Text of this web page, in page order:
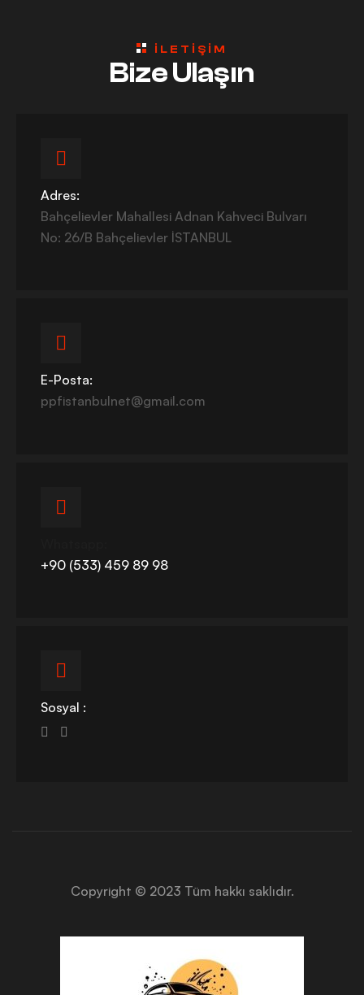
ILETIŞIM
Bize Ulaşın
Adres:
Bahçelievler Mahallesi Adnan Kahveci Bulvarı
No: 26/B Bahçelievler İSTANBUL
E-Posta:
ppfistanbulnet@gmail.com
+90 (533) 459 89 98
Sosyal :
Copyright © 2023 Tüm hakkı saklıdır.